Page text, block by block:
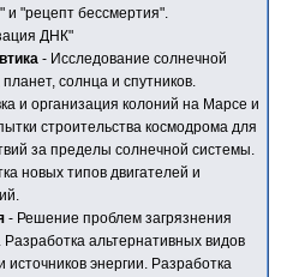
и "рецепт бессмертия".
ДНК"
- Исследование солнечной
солнца и спутников.
и организация колоний на Марсе и
строительства космодрома для
за пределы солнечной системы.
новых типов двигателей и
- Решение проблем загрязнения
альтернативных видов
источников энергии. Разработка